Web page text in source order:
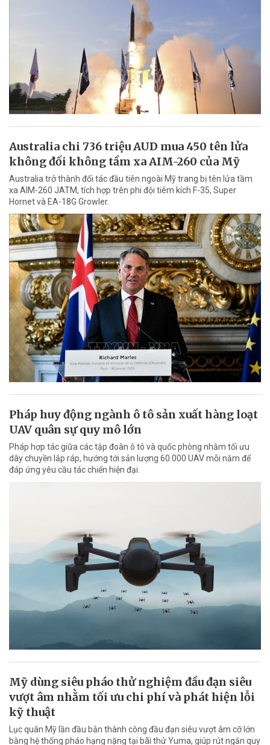
Australia chi 736 triệu AUD mua 450 tên lửa
không đối không tầm xa AIM-260 của Mỹ
Australia trở thành đối tác đầu tiên ngoài Mỹ trang bị tên lửa tầm
xa AIM-260 JATM, tích hợp trên phi đội tiêm kích F-35, Super
Hornet và EA-18G Growler.
Pháp huy động ngành ô tô sản xuất hàng loạt
UAV quân sự quy mô lớn
Pháp hợp tác giữa các tập đoàn ô tô và quốc phòng nhằm tối ưu
dây chuyền lắp ráp, hướng tới sản lượng 60.000 UAV mỗi năm để
đáp ứng yêu cầu tác chiến hiện đại.
Mỹ dùng siêu pháo thử nghiệm đầu đạn siêu
vượt âm nhằm tối ưu chi phí và phát hiện lỗi
kỹ thuật
Lục quân Mỹ lần đầu bắn thành công đầu đạn siêu vượt âm cỡ lớn
bằng hệ thống pháo hạng nặng tại bãi thử Yuma, giúp rút ngắn quy